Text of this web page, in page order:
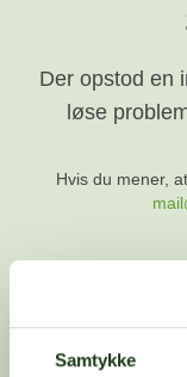
Samtykke
Der opstod en
løse
Hvis du mener,